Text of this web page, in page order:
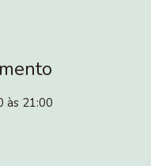
às 21:00